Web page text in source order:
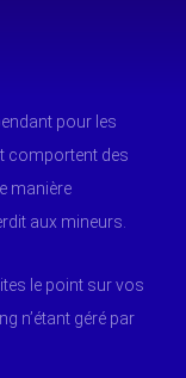
pour les
comportent des
manière
aux mineurs.
le point sur vos
n’étant géré par